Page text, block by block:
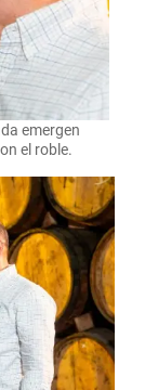
emergen
el roble.